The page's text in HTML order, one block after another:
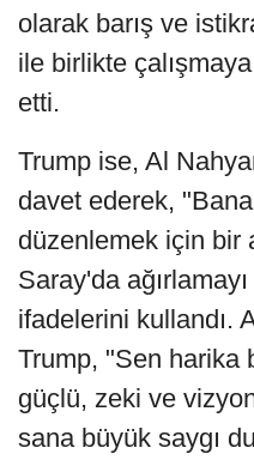
olarak barış ve
ile birlikte
etti.
Trump ise, Al
davet ederek,
düzenlemek için bir
Saray'da
ifadelerini kullandı.
Trump, "Sen harika
güçlü, zeki ve
sana büyük saygı